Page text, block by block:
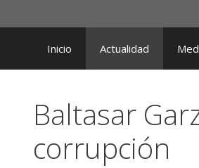
al
contenidoInicio Actualidad
Baltasar
corrupción